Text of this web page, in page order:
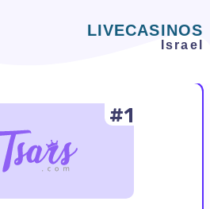
משחקים אונליין
#1